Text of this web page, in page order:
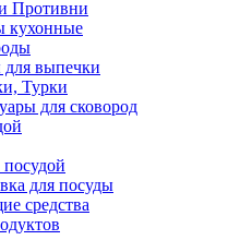
Противни
кухонные
выпечки
Турки
для сковород
посудой
для посуды
средства